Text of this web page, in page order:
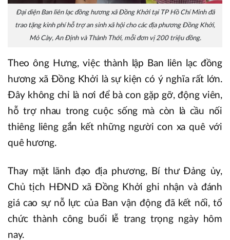
Đại diện Ban liên lạc đồng hương xã Đồng Khởi tại TP Hồ Chí Minh đã
trao tặng kinh phí hỗ trợ an sinh xã hội cho các địa phương Đồng Khởi,
Mỏ Cày, An Định và Thành Thới, mỗi đơn vị 200 triệu đồng.
Theo ông Hưng, việc thành lập Ban liên lạc đồng
hương xã Đồng Khởi là sự kiện có ý nghĩa rất lớn.
Đây không chỉ là nơi để bà con gặp gỡ, động viên,
hỗ trợ nhau trong cuộc sống mà còn là cầu nối
thiêng liêng gắn kết những người con xa quê với
quê hương.
Thay mặt lãnh đạo địa phương, Bí thư Đảng ủy,
Chủ tịch HĐND xã Đồng Khởi ghi nhận và đánh
giá cao sự nỗ lực của Ban vận động đã kết nối, tổ
chức thành công buổi lễ trang trọng ngày hôm
nay.